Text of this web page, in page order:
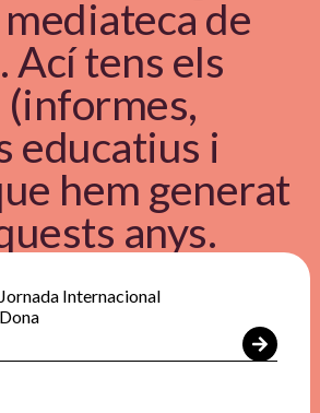
de
Ací tens els
educatius i
hem generat
anys.
Internacional